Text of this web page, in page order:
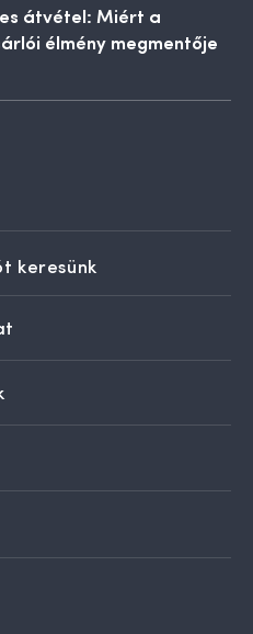
átvétel: Miért a
élmény megmentője
keresünk